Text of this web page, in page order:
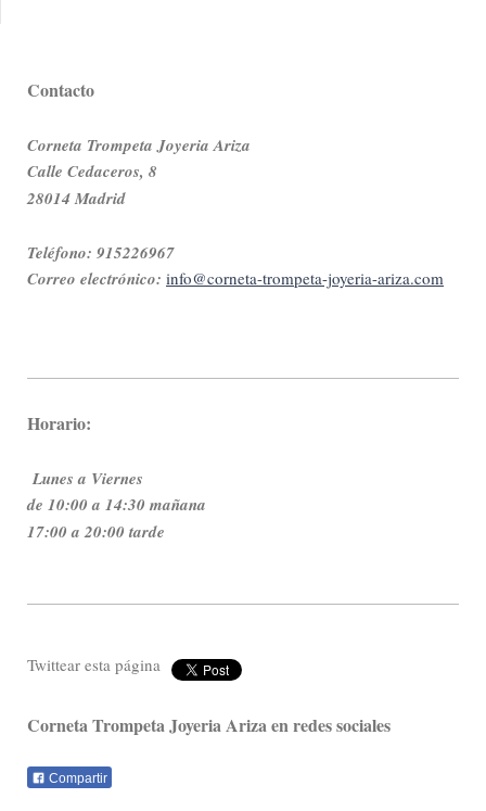
Contacto
Corneta Trompeta Joyeria Ariza
Calle Cedaceros, 8
28014 Madrid
Teléfono: 915226967
Correo electrónico: info@corneta-trompeta-joyeria-ariza.com
Horario:
Lunes a Viernes
de 10:00 a 14:30 mañana
17:00 a 20:00 tarde
Twittear esta página
Corneta Trompeta Joyeria Ariza en redes sociales
Compartir